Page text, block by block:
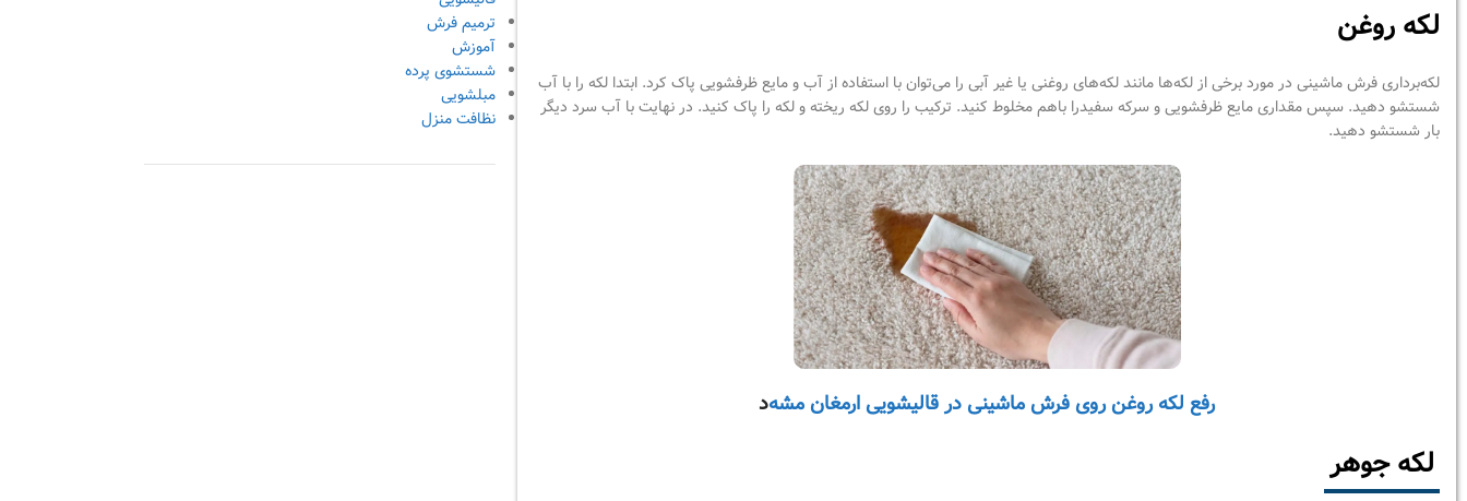
لکه روغن
لکه‌برداری فرش ماشینی در مورد برخی از لکه‌ها مانند لکه‌های روغنی یا غیر آبی را می‌توان با استفاده از آب و مایع ظرفشویی پاک کرد. ابتدا لکه را با آب
شستشو دهید. سپس مقداری مایع ظرفشویی و سرکه سفیدرا باهم مخلوط کنید. ترکیب را روی لکه ریخته و لکه را پاک کنید. در نهایت با آب سرد دیگر
بار شستشو دهید.
رفع لکه روغن روی فرش ماشینی در قالیشویی ارمغان مشهد
لکه جوهر
ترمیم فرش
آموزش
شستشوی پرده
مبلشویی
نظافت منزل